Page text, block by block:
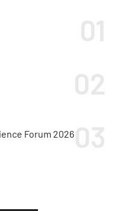
Forum 2026